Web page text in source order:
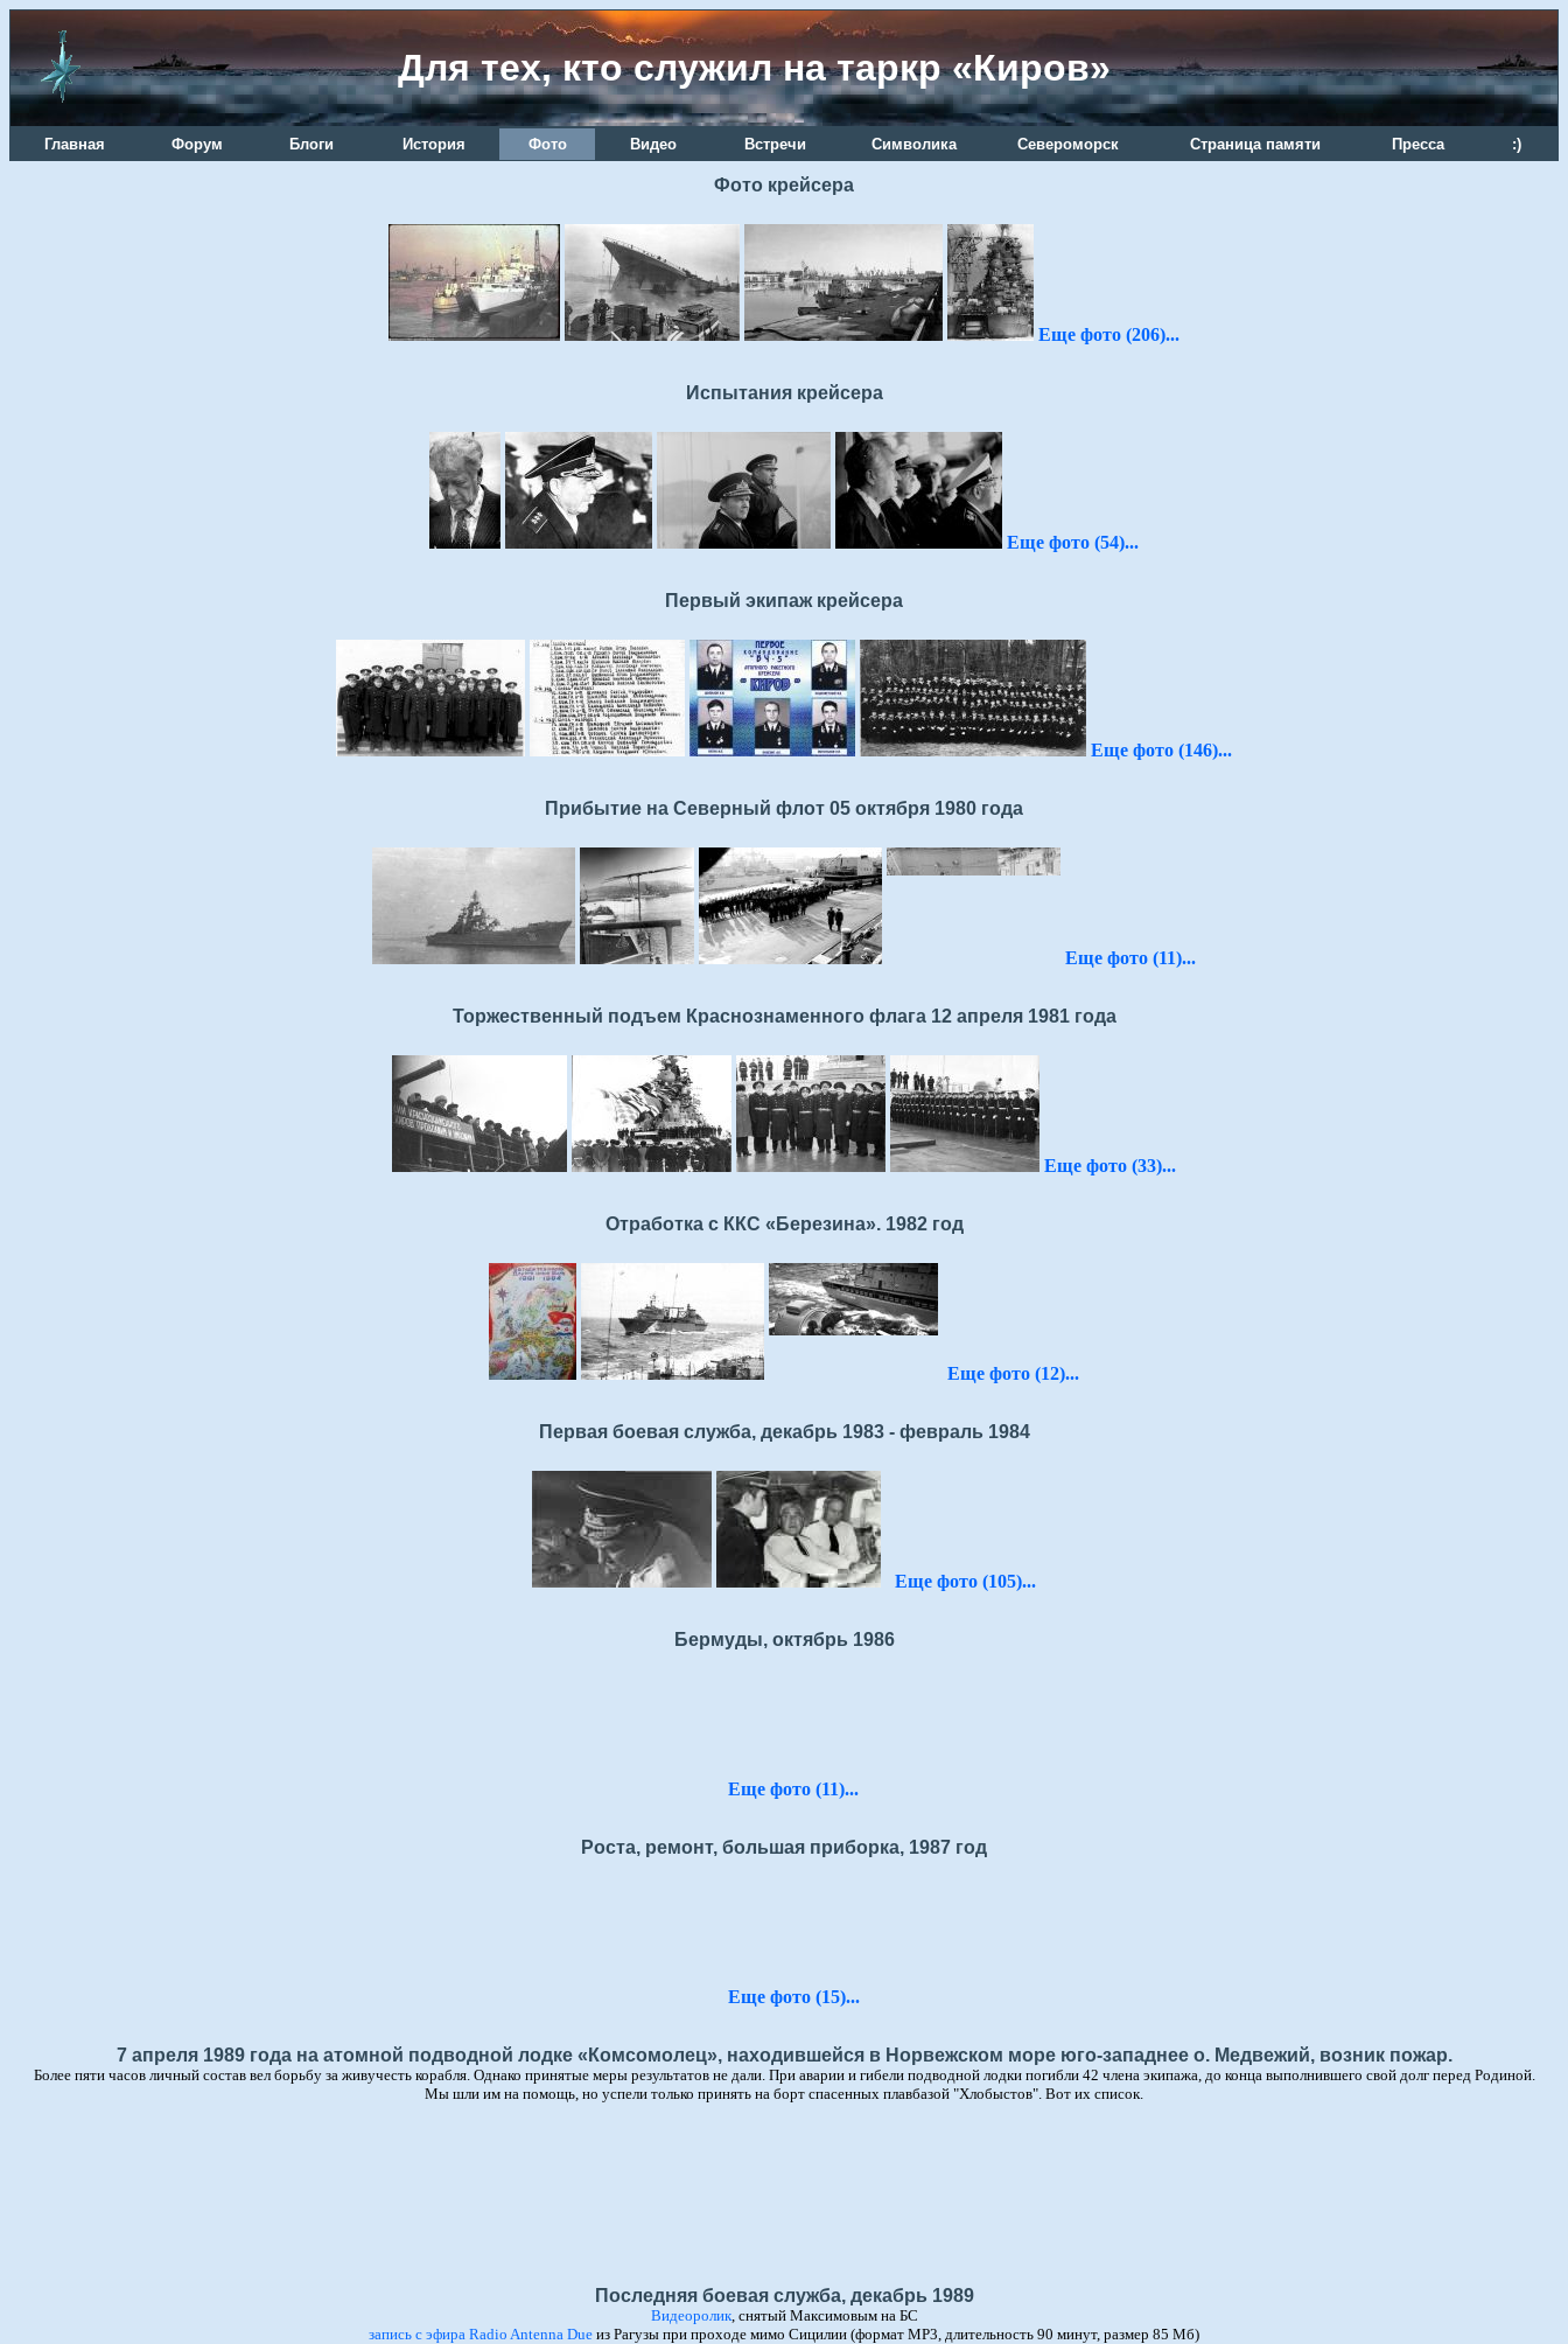
Для тех, кто служил на таркр «Киров»
Главная Форум Блоги История Фото Видео Встречи Символика Североморск Страница памяти Пресса :)
Фото крейсера
Еще фото (206)...
Испытания крейсера
Еще фото (54)...
Первый экипаж крейсера
Еще фото (146)...
Прибытие на Северный флот 05 октября 1980 года
Еще фото (11)...
Торжественный подъем Краснознаменного флага 12 апреля 1981 года
Еще фото (33)...
Отработка с ККС «Березина». 1982 год
Еще фото (12)...
Первая боевая служба, декабрь 1983 - февраль 1984
Еще фото (105)...
Бермуды, октябрь 1986
Еще фото (11)...
Роста, ремонт, большая приборка, 1987 год
Еще фото (15)...
7 апреля 1989 года на атомной подводной лодке «Комсомолец», находившейся в Норвежском море юго-западнее о. Медвежий, возник пожар.
Более пяти часов личный состав вел борьбу за живучесть корабля. Однако принятые меры результатов не дали. При аварии и гибели подводной лодки погибли 42 члена экипажа, до конца выполнившего свой долг перед Родиной.
Мы шли им на помощь, но успели только принять на борт спасенных плавбазой "Хлобыстов". Вот их список.
Последняя боевая служба, декабрь 1989
Видеоролик, снятый Максимовым на БС
запись с эфира Radio Antenna Due из Рагузы при проходе мимо Сицилии (формат MP3, длительность 90 минут, размер 85 Мб)